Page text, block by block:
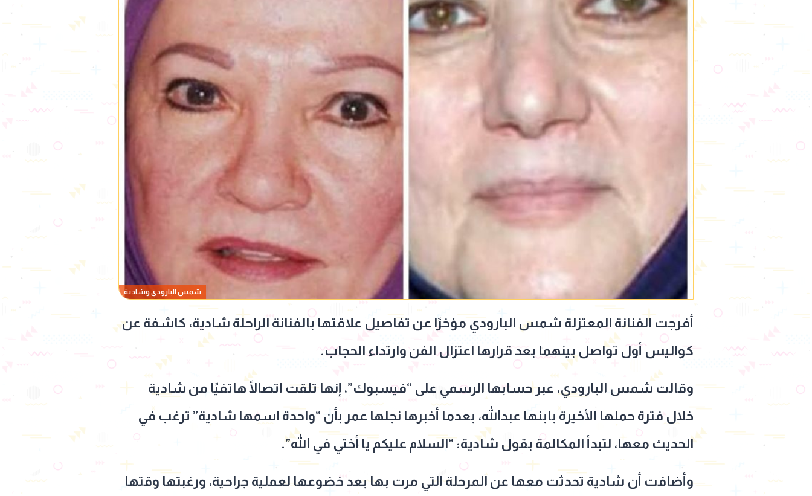
شمس البارودي وشادية
أفرجت الفنانة المعتزلة شمس البارودي مؤخرًا عن تفاصيل علاقتها بالفنانة الراحلة شادية، كاشفة عن
كواليس أول تواصل بينهما بعد قرارها اعتزال الفن وارتداء الحجاب.
وقالت شمس البارودي، عبر حسابها الرسمي على “فيسبوك”، إنها تلقت اتصالًا هاتفيًا من شادية
خلال فترة حملها الأخيرة بابنها عبدالله، بعدما أخبرها نجلها عمر بأن “واحدة اسمها شادية” ترغب في
الحديث معها، لتبدأ المكالمة بقول شادية: “السلام عليكم يا أختي في الله”.
وأضافت أن شادية تحدثت معها عن المرحلة التي مرت بها بعد خضوعها لعملية جراحية، ورغبتها وقتها